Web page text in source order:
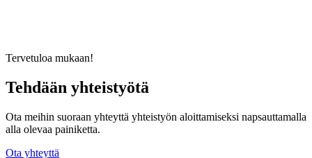
Tervetuloa mukaan!
Tehdään yhteistyötä
Ota meihin suoraan yhteyttä yhteistyön aloittamiseksi napsauttamalla
alla olevaa painiketta.
Ota yhteyttä